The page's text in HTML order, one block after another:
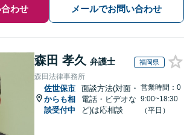
わせ メールでお問い合わせ
森田 孝久 弁護士 福岡県
森田法律事務所
佐世保市
からも相
談受付中
面談方法(対面・
電話・ビデオな
ど)は応相談
営業時間：0
9:00~18:30
（平日）